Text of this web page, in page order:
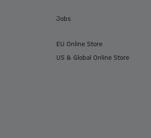
Jobs
EU Online Store
US & Global Online Store